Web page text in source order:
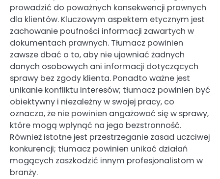
prowadzić do poważnych konsekwencji prawnych
dla klientów. Kluczowym aspektem etycznym jest
zachowanie poufności informacji zawartych w
dokumentach prawnych. Tłumacz powinien
zawsze dbać o to, aby nie ujawniać żadnych
danych osobowych ani informacji dotyczących
sprawy bez zgody klienta. Ponadto ważne jest
unikanie konfliktu interesów; tłumacz powinien być
obiektywny i niezależny w swojej pracy, co
oznacza, że nie powinien angażować się w sprawy,
które mogą wpłynąć na jego bezstronność.
Również istotne jest przestrzeganie zasad uczciwej
konkurencji; tłumacz powinien unikać działań
mogących zaszkodzić innym profesjonalistom w
branży.